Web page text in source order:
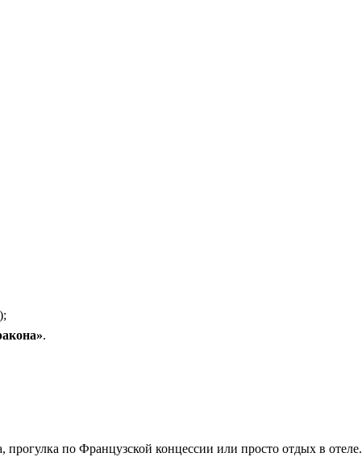
.
по Французской концессии или просто отдых в отеле.